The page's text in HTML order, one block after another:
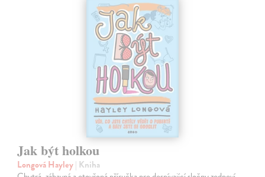
Jak být holkou
Longová Hayley| Kniha